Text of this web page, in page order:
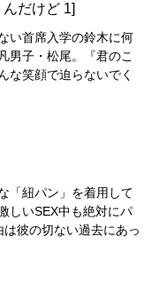
だけど 1]
い首席入学の鈴木に何
男子・松尾。『君のこ
な笑顔で迫らないでく
「紐パン」を着用して
しいSEX中も絶対にパ
彼の切ない過去にあっ